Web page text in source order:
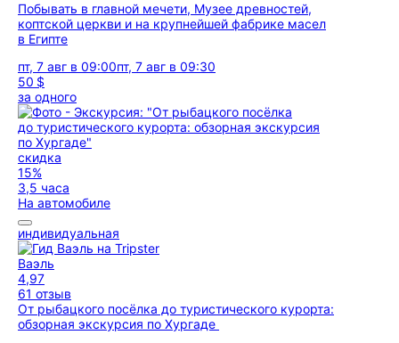
Побывать в главной мечети, Музее древностей,
коптской церкви и на крупнейшей фабрике масел
в Египте
пт, 7 авг в 09:00пт, 7 авг в 09:30
50 $
за одного
скидка
15%
3,5 часа
На автомобиле
индивидуальная
Ваэль
4,97
61 отзыв
От рыбацкого посёлка до туристического курорта:
обзорная экскурсия по Хургаде